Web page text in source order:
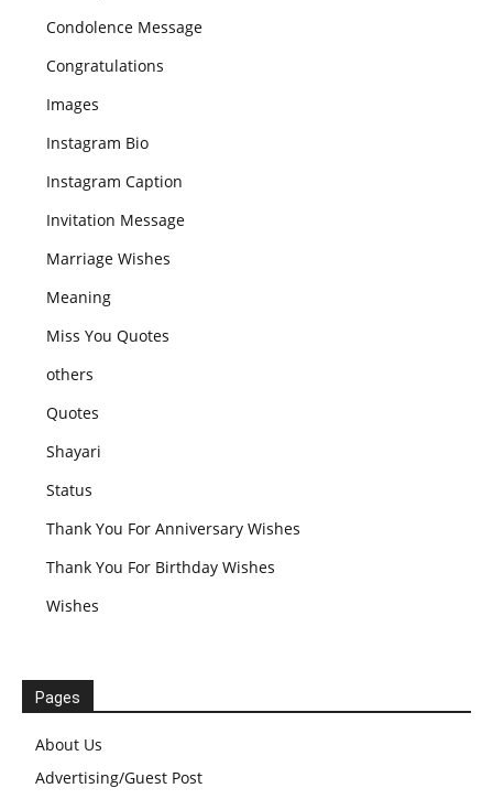
Condolence Message
Congratulations
Images
Instagram Bio
Instagram Caption
Invitation Message
Marriage Wishes
Meaning
Miss You Quotes
others
Quotes
Shayari
Status
Thank You For Anniversary Wishes
Thank You For Birthday Wishes
Wishes
Pages
About Us
Advertising/Guest Post